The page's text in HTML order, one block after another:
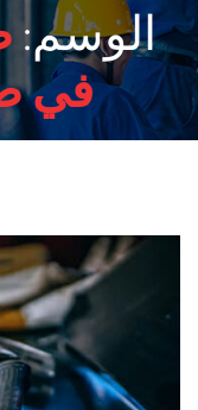
الوسم:
في